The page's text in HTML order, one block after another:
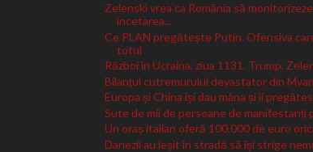
Zelenski vrea ca România să monitorizeze
încetarea...
Ce PLAN pregătește Putin. Ofensiva
totul
Război în Ucraina, ziua 1131. Trump,
Bilanțul cutremurului devastator din
Europa și China își dau mâna și îi
Sute de mii de persoane de manifestanți
Un oraș italian oferă 100.000 de euro
Danezii au ieșit în stradă să își strige